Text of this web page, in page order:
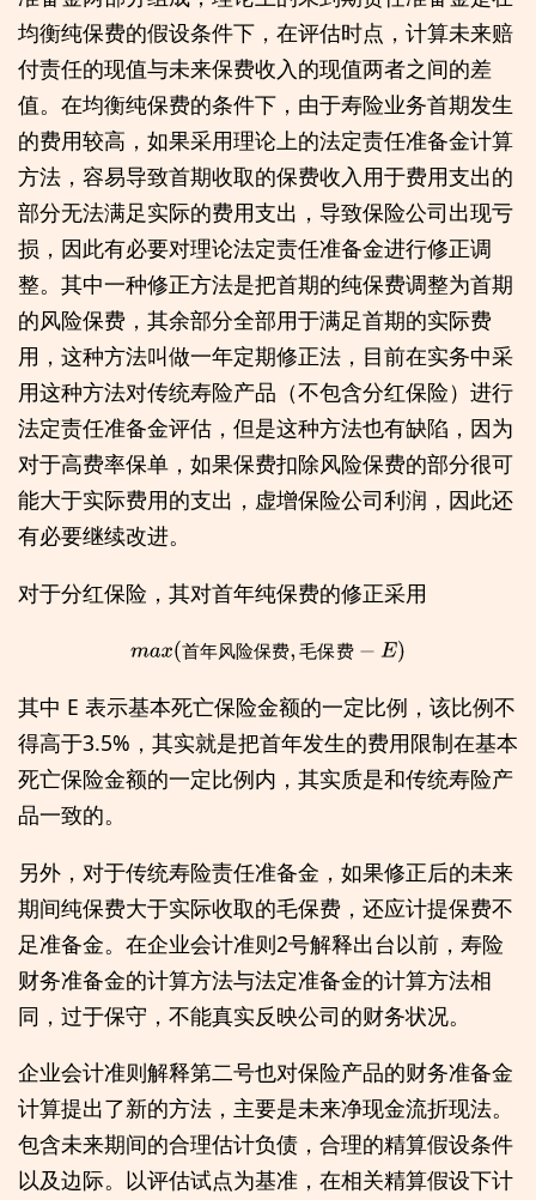
均衡纯保费的假设条件下，在评估时点，计算未来赔
付责任的现值与未来保费收入的现值两者之间的差
值。在均衡纯保费的条件下，由于寿险业务首期发生
的费用较高，如果采用理论上的法定责任准备金计算
方法，容易导致首期收取的保费收入用于费用支出的
部分无法满足实际的费用支出，导致保险公司出现亏
损，因此有必要对理论法定责任准备金进行修正调
整。其中一种修正方法是把首期的纯保费调整为首期
的风险保费，其余部分全部用于满足首期的实际费
用，这种方法叫做一年定期修正法，目前在实务中采
用这种方法对传统寿险产品（不包含分红保险）进行
法定责任准备金评估，但是这种方法也有缺陷，因为
对于高费率保单，如果保费扣除风险保费的部分很可
能大于实际费用的支出，虚增保险公司利润，因此还
有必要继续改进。
对于分红保险，其对首年纯保费的修正采用
首年风险保费 毛保费
max(首年风险保费,毛保费 −E )
其中 E 表示基本死亡保险金额的一定比例，该比例不
得高于3.5%，其实就是把首年发生的费用限制在基本
死亡保险金额的一定比例内，其实质是和传统寿险产
品一致的。
另外，对于传统寿险责任准备金，如果修正后的未来
期间纯保费大于实际收取的毛保费，还应计提保费不
足准备金。在企业会计准则2号解释出台以前，寿险
财务准备金的计算方法与法定准备金的计算方法相
同，过于保守，不能真实反映公司的财务状况。
企业会计准则解释第二号也对保险产品的财务准备金
计算提出了新的方法，主要是未来净现金流折现法。
包含未来期间的合理估计负债，合理的精算假设条件
以及边际。以评估试点为基准，在相关精算假设下计